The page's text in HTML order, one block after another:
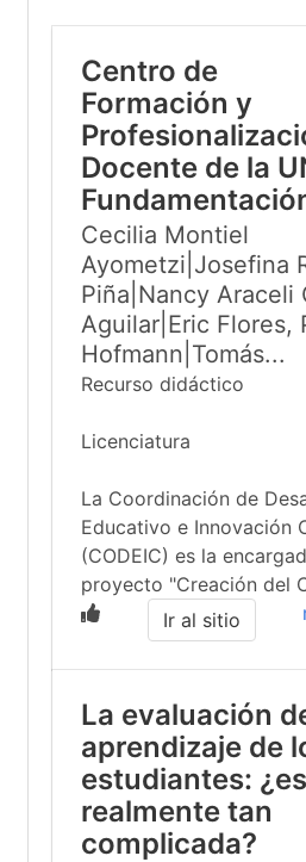
Centro de
Formación y
Docente de la
Cecilia Montiel
Ayometzi|Josefina
Piña|Nancy Araceli
Aguilar|Eric Flores,
Hofmann|Tomás...
Recurso didáctico
Licenciatura
La Coordinación de
Educativo e Innovación
(CODEIC) es la
proyecto "Creación del
Ir al sitio
La evaluación
aprendizaje de
estudiantes: ¿es
realmente tan
complicada?